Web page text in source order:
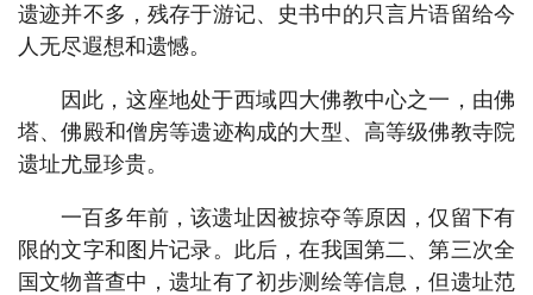
遗迹并不多，残存于游记、史书中的只言片语留给今
人无尽遐想和遗憾。
因此，这座地处于西域四大佛教中心之一，由佛
塔、佛殿和僧房等遗迹构成的大型、高等级佛教寺院
遗址尤显珍贵。
一百多年前，该遗址因被掠夺等原因，仅留下有
限的文字和图片记录。此后，在我国第二、第三次全
国文物普查中，遗址有了初步测绘等信息，但遗址范